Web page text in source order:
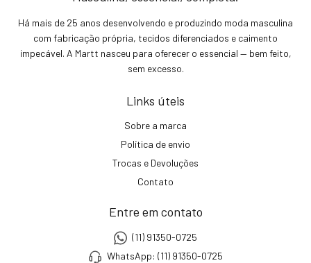
Há mais de 25 anos desenvolvendo e produzindo moda masculina
com fabricação própria, tecidos diferenciados e caimento
impecável. A Martt nasceu para oferecer o essencial — bem feito,
sem excesso.
Links úteis
Sobre a marca
Política de envio
Trocas e Devoluções
Contato
Entre em contato
(11) 91350-0725
WhatsApp: (11) 91350-0725